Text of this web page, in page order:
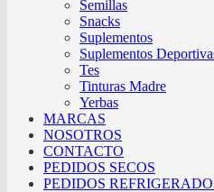
Semillas
Snacks
Suplementos
Suplementos
Tes
Tinturas Madre
Yerbas
MARCAS
NOSOTROS
CONTACTO
PEDIDOS SECOS
PEDIDOS